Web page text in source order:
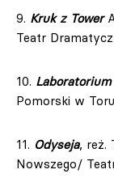
9. Kruk z Tower
Teatr
10.
Pomorski w
11. Odyseja, reż.
Nowszego/